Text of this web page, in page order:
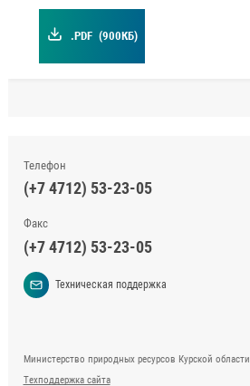
.PDF (900КБ)
Телефон
(+7 4712) 53-23-05
Факс
(+7 4712) 53-23-05
Техническая поддержка
Министерство природных ресурсов Курской области
Техподдержка сайта